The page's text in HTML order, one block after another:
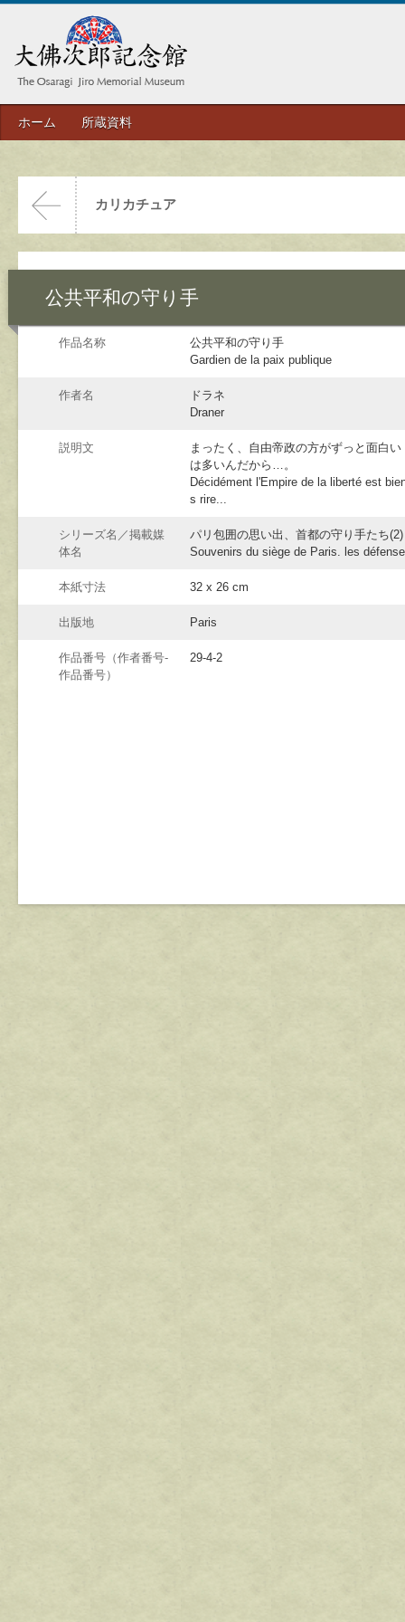
ホーム 所蔵資料
カリカチュア
公共平和の守り手
作品名称
公共平和の守り手
Gardien de la paix publique
作者名
ドラネ
Draner
説明文
まったく、自由帝政の方がずっと面白
は多いんだから…。
Décidément l'Empire de la liberté est
s rire...
シリーズ名／掲載媒
体名
パリ包囲の思い出、首都の守り手たち(2)
Souvenirs du siège de Paris. les
本紙寸法 32 x 26 cm
出版地 Paris
作品番号（作者番号-
作品番号）
29-4-2